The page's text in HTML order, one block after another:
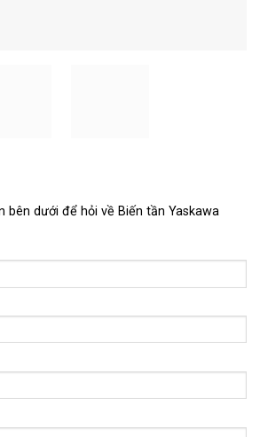
bên dưới để hỏi về Biến tần Yaskawa